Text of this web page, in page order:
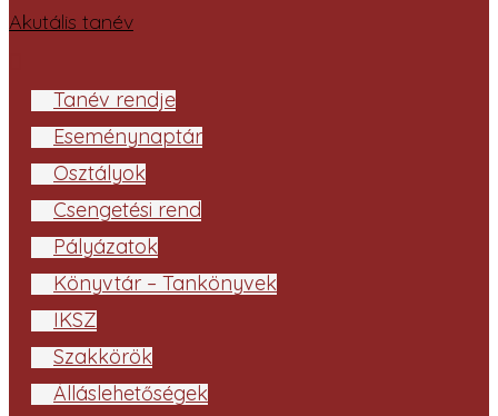
Akutális tanév
Tanév rendje
Eseménynaptár
Osztályok
Csengetési rend
Pályázatok
Könyvtár – Tankönyvek
IKSZ
Szakkörök
Álláslehetőségek